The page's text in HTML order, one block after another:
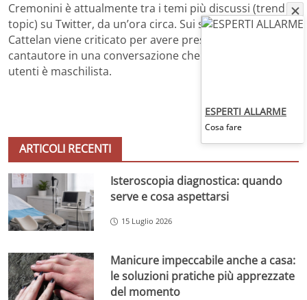
Cremonini è attualmente tra i temi più discussi (trend
topic) su Twitter, da un’ora circa. Sui social anche
Cattelan viene criticato per avere prestato il fianco al
cantautore in una conversazione che secondo alcuni
utenti è maschilista.
ARTICOLI RECENTI
Isteroscopia diagnostica: quando
serve e cosa aspettarsi
15 Luglio 2026
Manicure impeccabile anche a casa:
le soluzioni pratiche più apprezzate
del momento
ESPERTI ALLARME
Cosa fare